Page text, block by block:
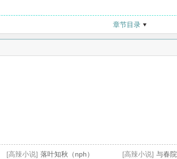
章节目录
[高辣小说] 落叶知秋（nph） [高辣小说] 与春院